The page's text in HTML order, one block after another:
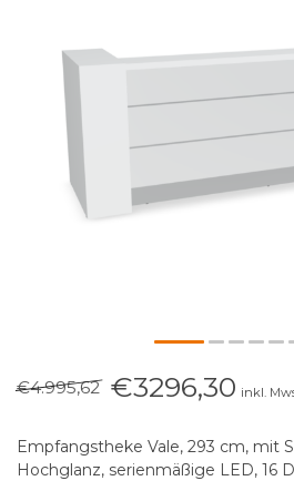
€4.995,62 €3296,30 inkl.
Empfangstheke Vale, 293 cm, mit
Hochglanz, serienmäßige LED, 16